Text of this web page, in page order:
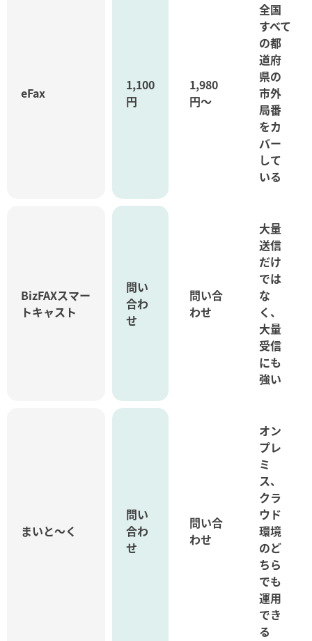
eFax
1,100
円
1,980
円～
全国
すべて
の都
道府
県の
市外
局番
をカ
バー
して
いる
BizFAXスマー
トキャスト
問い
合わ
せ
問い合
わせ
大量
送信
だけ
では
な
く、
大量
受信
にも
強い
まいと～く
問い
合わ
せ
問い合
わせ
オン
プレ
ミ
ス、
クラ
ウド
環境
のど
ちら
でも
運用
でき
る